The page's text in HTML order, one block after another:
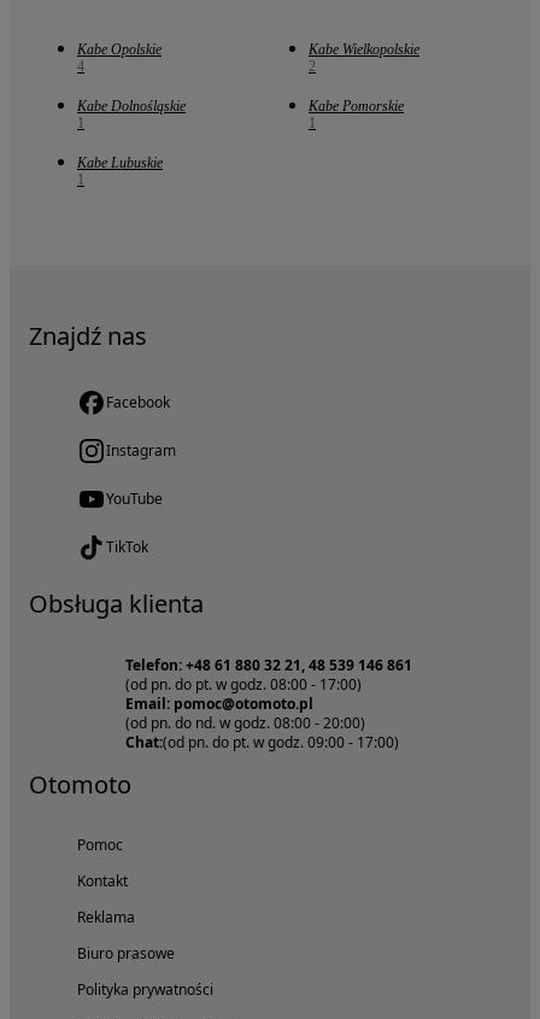
Kabe Opolskie
4
Kabe Wielkopolskie
2
Kabe Dolnośląskie
1
Kabe Pomorskie
1
Kabe Lubuskie
1
Znajdź nas
Facebook
Instagram
YouTube
TikTok
Obsługa klienta
Telefon: +48 61 880 32 21, 48 539 146 861
(od pn. do pt. w godz. 08:00 - 17:00)
Email: pomoc@otomoto.pl
(od pn. do nd. w godz. 08:00 - 20:00)
Chat:(od pn. do pt. w godz. 09:00 - 17:00)
Otomoto
Pomoc
Kontakt
Reklama
Biuro prasowe
Polityka prywatności